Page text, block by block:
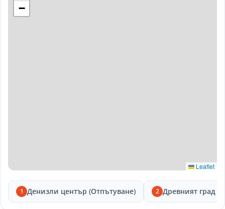
−
Leaflet
1 Денизли център (Отпътуване) 2 Древният град